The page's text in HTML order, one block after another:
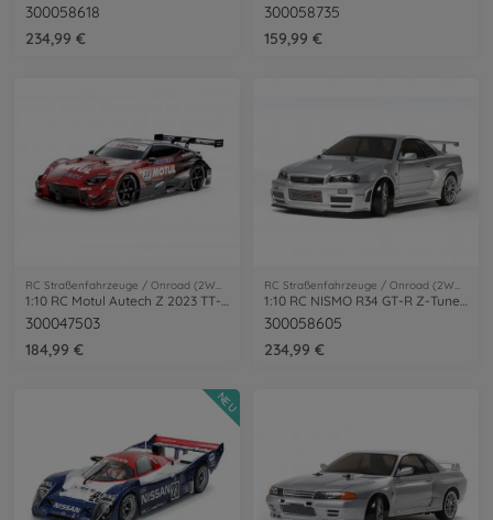
300058618
234,99 €
300058735
159,99 €
RC Straßenfahrzeuge / Onroad (2WD/4WD)
300047503
184,99 €
RC Straßenfahrzeuge / Onroad (2WD/4WD)
300058605
234,99 €
NEU